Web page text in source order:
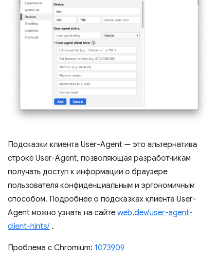
Подсказки клиента User-Agent — это альтернатива
строке User-Agent, позволяющая разработчикам
получать доступ к информации о браузере
пользователя конфиденциальным и эргономичным
способом. Подробнее о подсказках клиента User-
Agent можно узнать на сайте web.dev/user-agent-
client-hints/ .
Проблема с Chromium: 1073909